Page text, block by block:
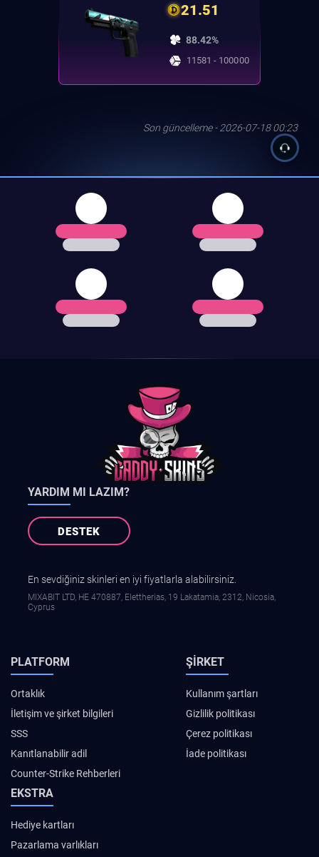
21.51
88.42%
11581 - 100000
Son güncelleme - 2026-07-18 00:23
YARDIM MI LAZIM?
DESTEK
En sevdiğiniz skinleri en iyi fiyatlarla alabilirsiniz.
MIXABIT LTD, ΗΕ 470887, Elettherias, 19 Lakatamia, 2312, Nicosia,
Cyprus
PLATFORM
Ortaklık
İletişim ve şirket bilgileri
SSS
Kanıtlanabilir adil
Counter-Strike Rehberleri
ŞIRKET
Kullanım şartları
Gizlilik politikası
Çerez politikası
İade politikası
EKSTRA
Hediye kartları
Pazarlama varlıkları